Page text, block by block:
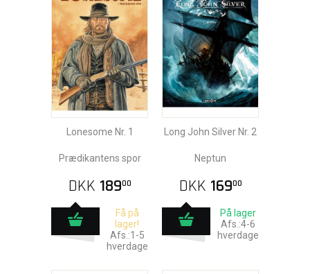
Lonesome Nr. 1
Prædikantens spor
DKK 18900
Få på
lager!
Afs.:1-5
hverdage
Long John Silver Nr. 2
Neptun
DKK 16900
På lager
Afs.:4-6
hverdage